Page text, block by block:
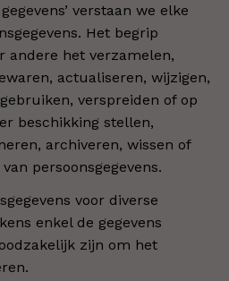
verstaan we elke
Het begrip
andere het verzamelen,
actualiseren, wijzigen,
verspreiden of op
beschikking stellen,
archiveren, wissen of
persoonsgegevens.
voor diverse
enkel de gegevens
zijn om het